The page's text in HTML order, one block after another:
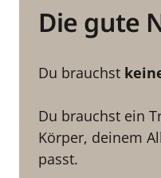
Die gute
Du brauchst
Du brauchst ein
Körper, deinem
passt.